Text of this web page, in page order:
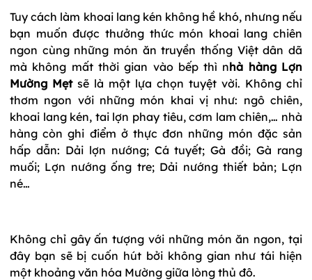
Tuy cách làm khoai lang kén không hề khó, nhưng nếu
bạn muốn được thưởng thức món khoai lang chiên
ngon cùng những món ăn truyền thống Việt dân dã
mà không mất thời gian vào bếp thì nhà hàng Lợn
Mường Mẹtsẽ là một lựa chọn tuyệt vời. Không chỉ
thơm ngon với những món khai vị như: ngô chiên,
khoai lang kén, tai lợn phay tiêu, cơm lam chiên,… nhà
hàng còn ghi điểm ở thực đơn những món đặc sản
hấp dẫn: Dải lợn nướng; Cá tuyết; Gà đồi; Gà rang
muối; Lợn nướng ống tre; Dải nướng thiết bản; Lợn
né…
Không chỉ gây ấn tượng với những món ăn ngon, tại
đây bạn sẽ bị cuốn hút bởi không gian như tái hiện
một khoảng văn hóa Mường giữa lòng thủ đô.